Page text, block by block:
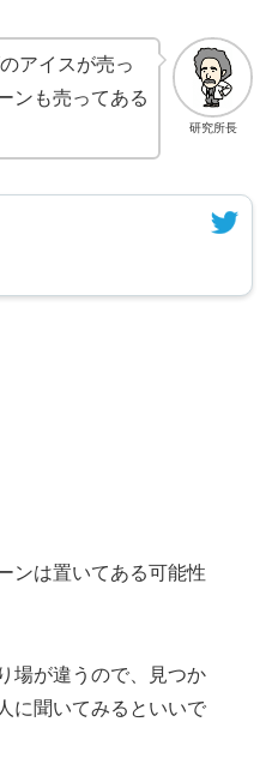
研究所長
アイスが売っ
ンも売ってある
ンは置いてある可能性
場が違うので、見つか
に聞いてみるといいで